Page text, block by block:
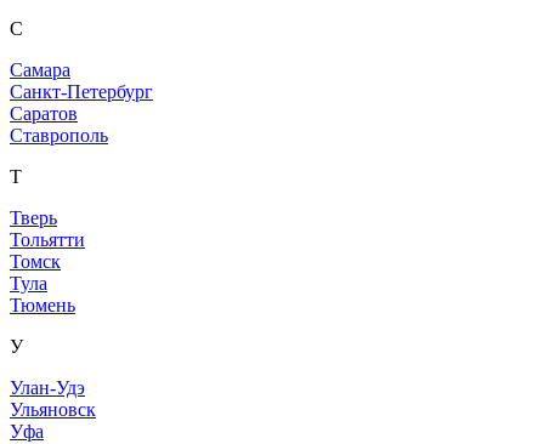
С
Самара
Санкт-Петербург
Саратов
Ставрополь
Т
Тверь
Тольятти
Томск
Тула
Тюмень
У
Улан-Удэ
Ульяновск
Уфа